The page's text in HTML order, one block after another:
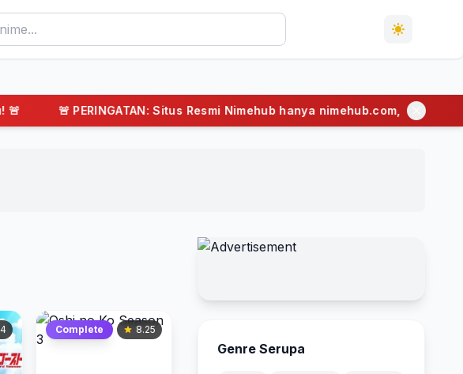
Situs Resmi Nimehub hanya nimehub.com, selain dari ini adalah
Complete 8.25
Genre Serupa